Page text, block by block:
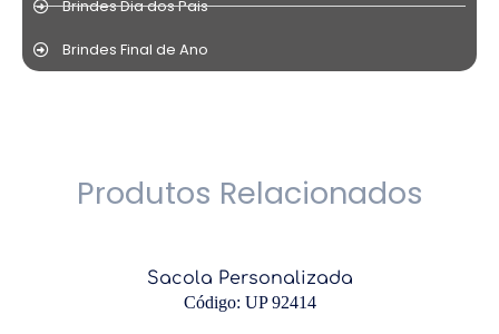
Brindes Dia dos Pais
Brindes Final de Ano
Produtos Relacionados
Sacola Personalizada
Código: UP 92414